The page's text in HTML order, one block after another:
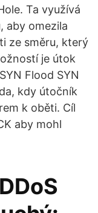
Ta využívá
aby omezila
ze směru, který
je útok
Flood SYN
kdy útočník
k oběti. Cíl
aby mohl